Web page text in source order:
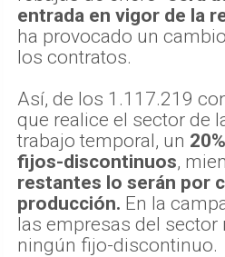
entrada en vigor de la
ha provocado un
los contratos.
Así, de los 1.117.219
que realice el sector de
trabajo temporal, un
fijos-discontinuos,
restantes lo serán por
producción. En la
las empresas del sector
ningún fijo-discontinuo.